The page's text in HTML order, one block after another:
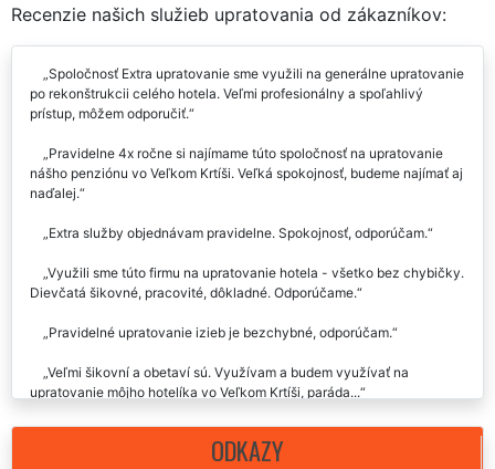
Recenzie našich služieb upratovania od zákazníkov:
Spoločnosť Extra upratovanie sme využili na generálne upratovanie
po rekonštrukcii celého hotela. Veľmi profesionálny a spoľahlivý
prístup, môžem odporučiť.
Pravidelne 4x ročne si najímame túto spoločnosť na upratovanie
nášho penziónu vo Veľkom Krtíši. Veľká spokojnosť, budeme najímať aj
naďalej.
Extra služby objednávam pravidelne. Spokojnosť, odporúčam.
Využili sme túto firmu na upratovanie hotela - všetko bez chybičky.
Dievčatá šikovné, pracovité, dôkladné. Odporúčame.
Pravidelné upratovanie izieb je bezchybné, odporúčam.
Veľmi šikovní a obetaví sú. Využívam a budem využívať na
upratovanie môjho hotelíka vo Veľkom Krtíši, paráda...
ODKAZY